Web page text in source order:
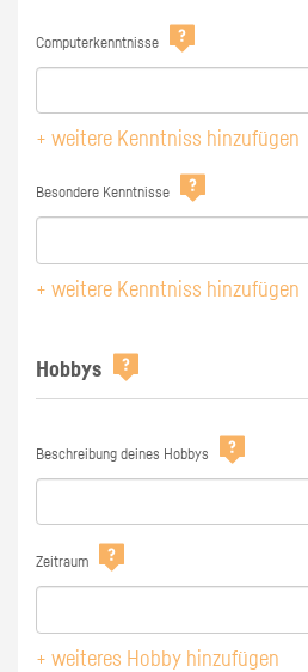
Computerkenntnisse
+ weitere Kenntniss hinzufügen
Besondere Kenntnisse
+ weitere Kenntniss hinzufügen
Hobbys
Beschreibung deines Hobbys
Zeitraum
+ weiteres Hobby hinzufügen